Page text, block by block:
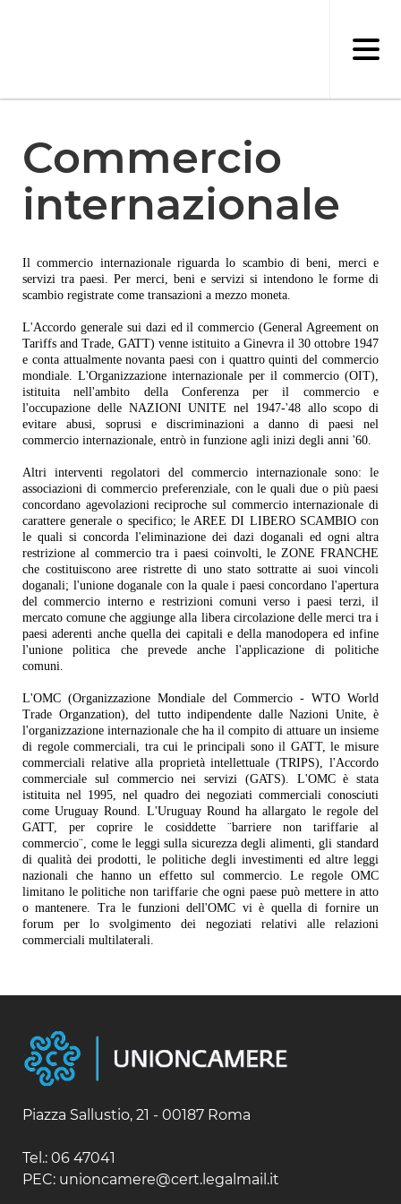
Commercio
internazionale
Il commercio internazionale riguarda lo scambio di beni, merci e
servizi tra paesi. Per merci, beni e servizi si intendono le forme di
scambio registrate come transazioni a mezzo moneta.
L'Accordo generale sui dazi ed il commercio (General Agreement on
Tariffs and Trade, GATT) venne istituito a Ginevra il 30 ottobre 1947
e conta attualmente novanta paesi con i quattro quinti del commercio
mondiale. L'Organizzazione internazionale per il commercio (OIT),
istituita nell'ambito della Conferenza per il commercio e
l'occupazione delle NAZIONI UNITE nel 1947-'48 allo scopo di
evitare abusi, soprusi e discriminazioni a danno di paesi nel
commercio internazionale, entrò in funzione agli inizi degli anni '60.
Altri interventi regolatori del commercio internazionale sono: le
associazioni di commercio preferenziale, con le quali due o più paesi
concordano agevolazioni reciproche sul commercio internazionale di
carattere generale o specifico; le AREE DI LIBERO SCAMBIO con
le quali si concorda l'eliminazione dei dazi doganali ed ogni altra
restrizione al commercio tra i paesi coinvolti, le ZONE FRANCHE
che costituiscono aree ristrette di uno stato sottratte ai suoi vincoli
doganali; l'unione doganale con la quale i paesi concordano l'apertura
del commercio interno e restrizioni comuni verso i paesi terzi, il
mercato comune che aggiunge alla libera circolazione delle merci tra i
paesi aderenti anche quella dei capitali e della manodopera ed infine
l'unione politica che prevede anche l'applicazione di politiche
comuni.
L'OMC (Organizzazione Mondiale del Commercio - WTO World
Trade Organzation), del tutto indipendente dalle Nazioni Unite, è
l'organizzazione internazionale che ha il compito di attuare un insieme
di regole commerciali, tra cui le principali sono il GATT, le misure
commerciali relative alla proprietà intellettuale (TRIPS), l'Accordo
commerciale sul commercio nei servizi (GATS). L'OMC è stata
istituita nel 1995, nel quadro dei negoziati commerciali conosciuti
come Uruguay Round. L'Uruguay Round ha allargato le regole del
GATT, per coprire le cosiddette ¨barriere non tariffarie al
commercio¨, come le leggi sulla sicurezza degli alimenti, gli standard
di qualità dei prodotti, le politiche degli investimenti ed altre leggi
nazionali che hanno un effetto sul commercio. Le regole OMC
limitano le politiche non tariffarie che ogni paese può mettere in atto
o mantenere. Tra le funzioni dell'OMC vi è quella di fornire un
forum per lo svolgimento dei negoziati relativi alle relazioni
commerciali multilaterali.
Piazza Sallustio, 21 - 00187 Roma
Tel.: 06 47041
PEC: unioncamere@cert.legalmail.it